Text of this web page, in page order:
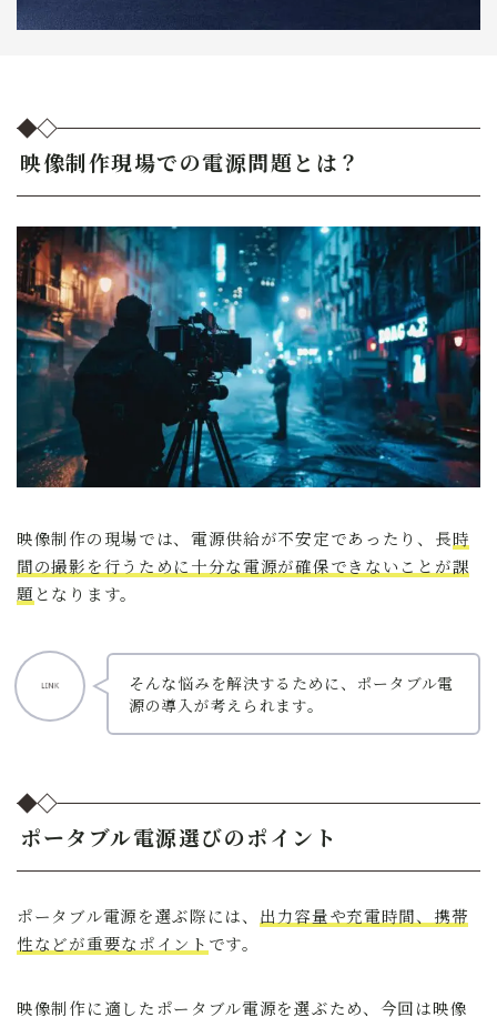
映像制作現場での電源問題とは？
映像制作の現場では、電源供給が不安定であったり、長時
間の撮影を行うために十分な電源が確保できないことが課
題 となります。
そんな悩みを解決するために、ポータブル電
源の導入が考えられます。
ポータブル電源選びのポイント
ポータブル電源を選ぶ際には、 出力容量や充電時間、携帯
性などが重要なポイント です。
映像制作に適したポータブル電源を選ぶため、今回は映像